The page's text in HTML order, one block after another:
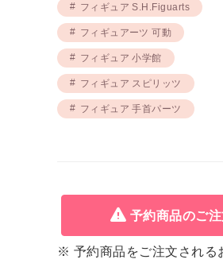
フィギュア S.H.Figuarts
フィギュアーツ 可動
フィギュア 小学館
フィギュア スピリッツ
フィギュア 手首パーツ
予約商品のご
※ 予約商品をご注文される